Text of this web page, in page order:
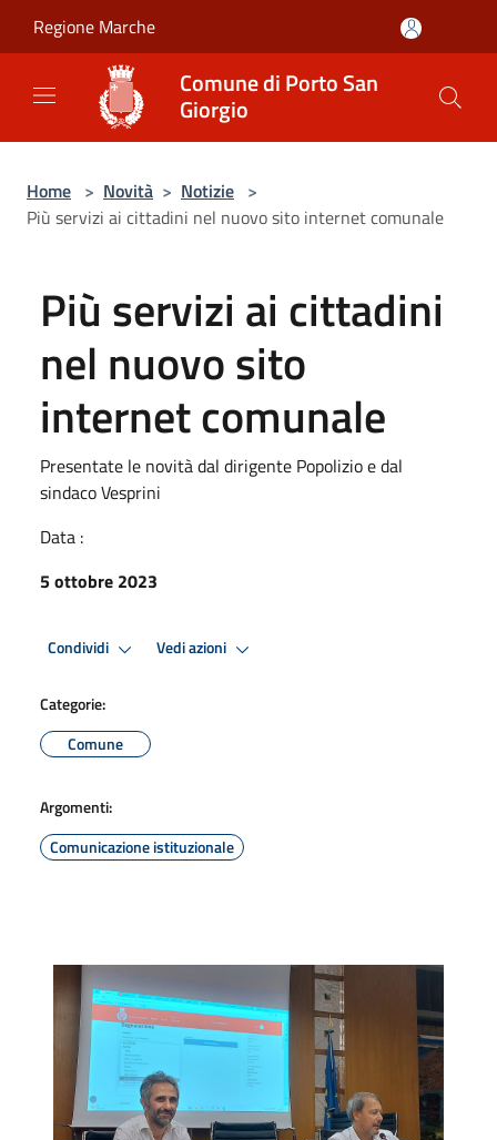
Regione Marche
Comune di Porto San
Giorgio
Home > Novità > Notizie >
Più servizi ai cittadini nel nuovo sito internet comunale
Più servizi ai cittadini
nel nuovo sito
internet comunale
Presentate le novità dal dirigente Popolizio e dal
sindaco Vesprini
Data :
5 ottobre 2023
Condividi Vedi azioni
Categorie:
Comune
Argomenti:
Comunicazione istituzionale